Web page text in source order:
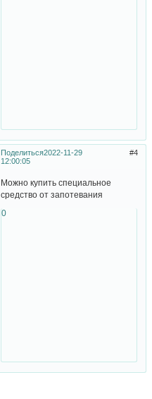
Поделиться 4
2022-11-29
12:00:05
Можно купить специальное
средство от запотевания
0